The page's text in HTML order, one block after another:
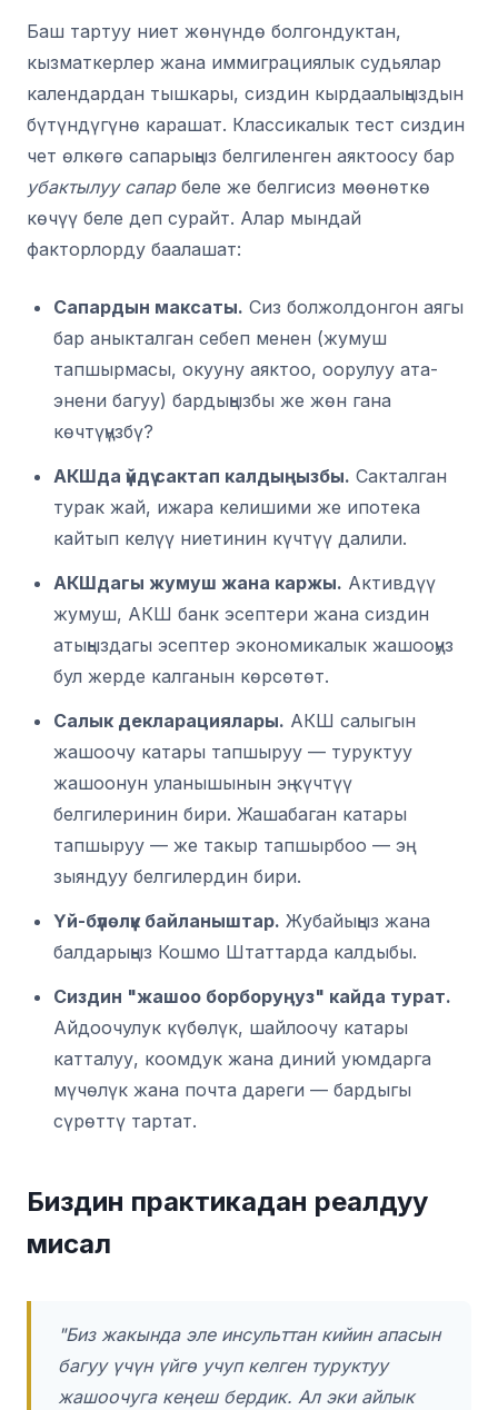
Баш тартуу ниет жөнүндө болгондуктан,
кызматкерлер жана иммиграциялык судьялар
календардан тышкары, сиздин кырдаалыңыздын
бүтүндүгүнө карашат. Классикалык тест сиздин
чет өлкөгө сапарыңыз белгиленген аяктоосу бар
убактылуу сапарбеле же белгисиз мөөнөткө
көчүү беле деп сурайт. Алар мындай
факторлорду баалашат:
Сапардын максаты. Сиз болжолдонгон аягы
бар аныкталган себеп менен (жумуш
тапшырмасы, окууну аяктоо, оорулуу ата-
энени багуу) бардыңызбы же жөн гана
көчтүңүзбү?
АКШда үйдү сактап калдыңызбы. Сакталган
турак жай, ижара келишими же ипотека
кайтып келүү ниетинин күчтүү далили.
АКШдагы жумуш жана каржы. Активдүү
жумуш, АКШ банк эсептери жана сиздин
атыңыздагы эсептер экономикалык жашооңуз
бул жерде калганын көрсөтөт.
Салык декларациялары. АКШ салыгын
жашоочу катары тапшыруу — туруктуу
жашоонун уланышынын эң күчтүү
белгилеринин бири. Жашабаган катары
тапшыруу — же такыр тапшырбоо — эң
зыяндуу белгилердин бири.
Үй-бүлөлүк байланыштар. Жубайыңыз жана
балдарыңыз Кошмо Штаттарда калдыбы.
Сиздин "жашоо борборуңуз" кайда турат.
Айдоочулук күбөлүк, шайлоочу катары
катталуу, коомдук жана диний уюмдарга
мүчөлүк жана почта дареги — бардыгы
сүрөттү тартат.
Биздин практикадан реалдуу
мисал
"Биз жакында эле инсульттан кийин апасын
багуу үчүн үйгө учуп келген туруктуу
жашоочуга кеңеш бердик. Ал эки айлык